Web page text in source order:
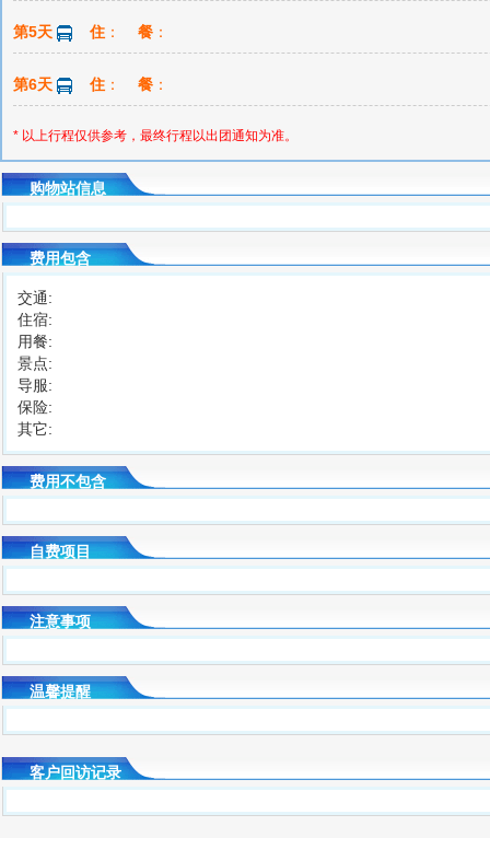
第5天 住 ： 餐 ：
第6天 住 ： 餐 ：
* 以上行程仅供参考，最终行程以出团通知为准。
购物站信息
费用包含
交通:
住宿:
用餐:
景点:
导服:
保险:
其它:
费用不包含
自费项目
注意事项
温馨提醒
客户回访记录